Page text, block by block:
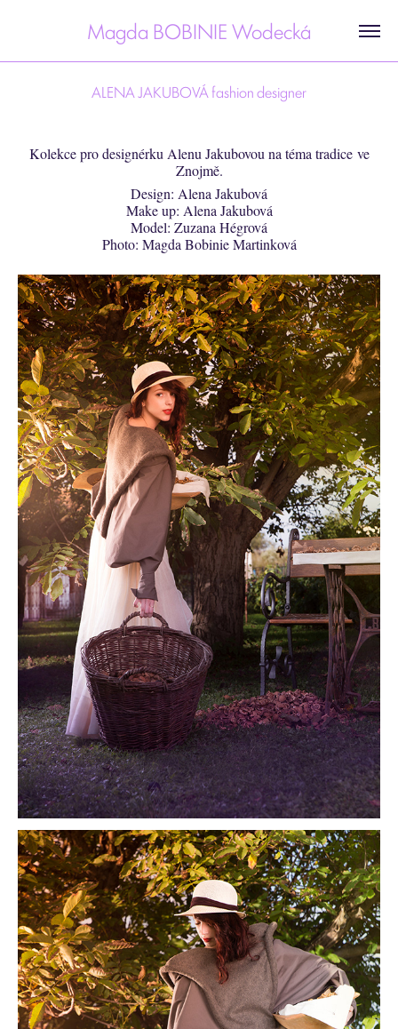
Magda BOBINIE Wodecká
ALENA JAKUBOVÁ fashion designer
Kolekce pro designérku Alenu Jakubovou na téma tradice ve
Znojmě.
Design: Alena Jakubová
Make up: Alena Jakubová
Model: Zuzana Hégrová
Photo: Magda Bobinie Martinková